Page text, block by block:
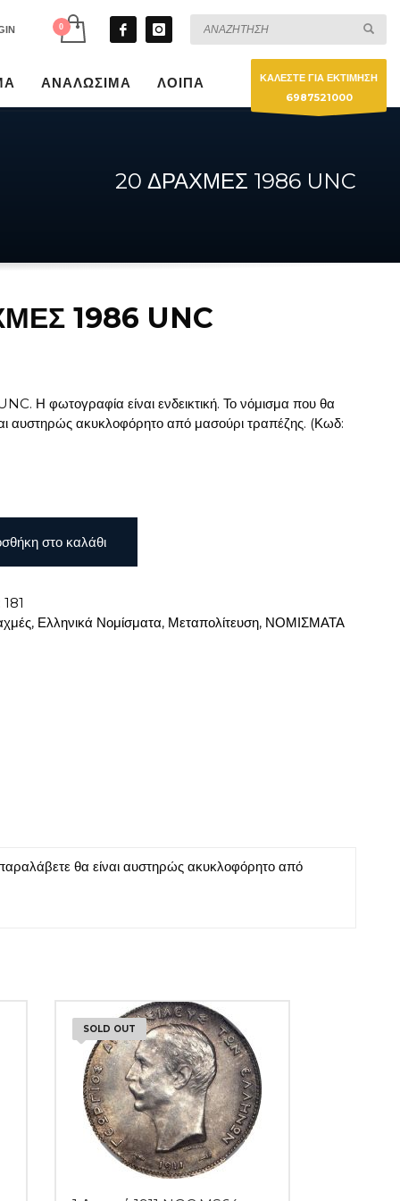
ΑΝΑΛΩΣΙΜΑ ΛΟΙΠΑ
ΚΑΛΕΣΤΕ ΓΙΑ ΕΚΤΙΜΗΣΗ
6987521000
20 ΔΡΑΧΜΕΣ 1986 UNC
1986 UNC
Η φωτογραφία είναι ενδεικτική. Το νόμισμα που θα
αυστηρώς ακυκλοφόρητο από μασούρι τραπέζης. (Κωδ:
στο καλάθι
181
, Ελληνικά Νομίσματα, Μεταπολίτευση, ΝΟΜΙΣΜΑΤΑ
θα είναι αυστηρώς ακυκλοφόρητο από
SOLD OUT